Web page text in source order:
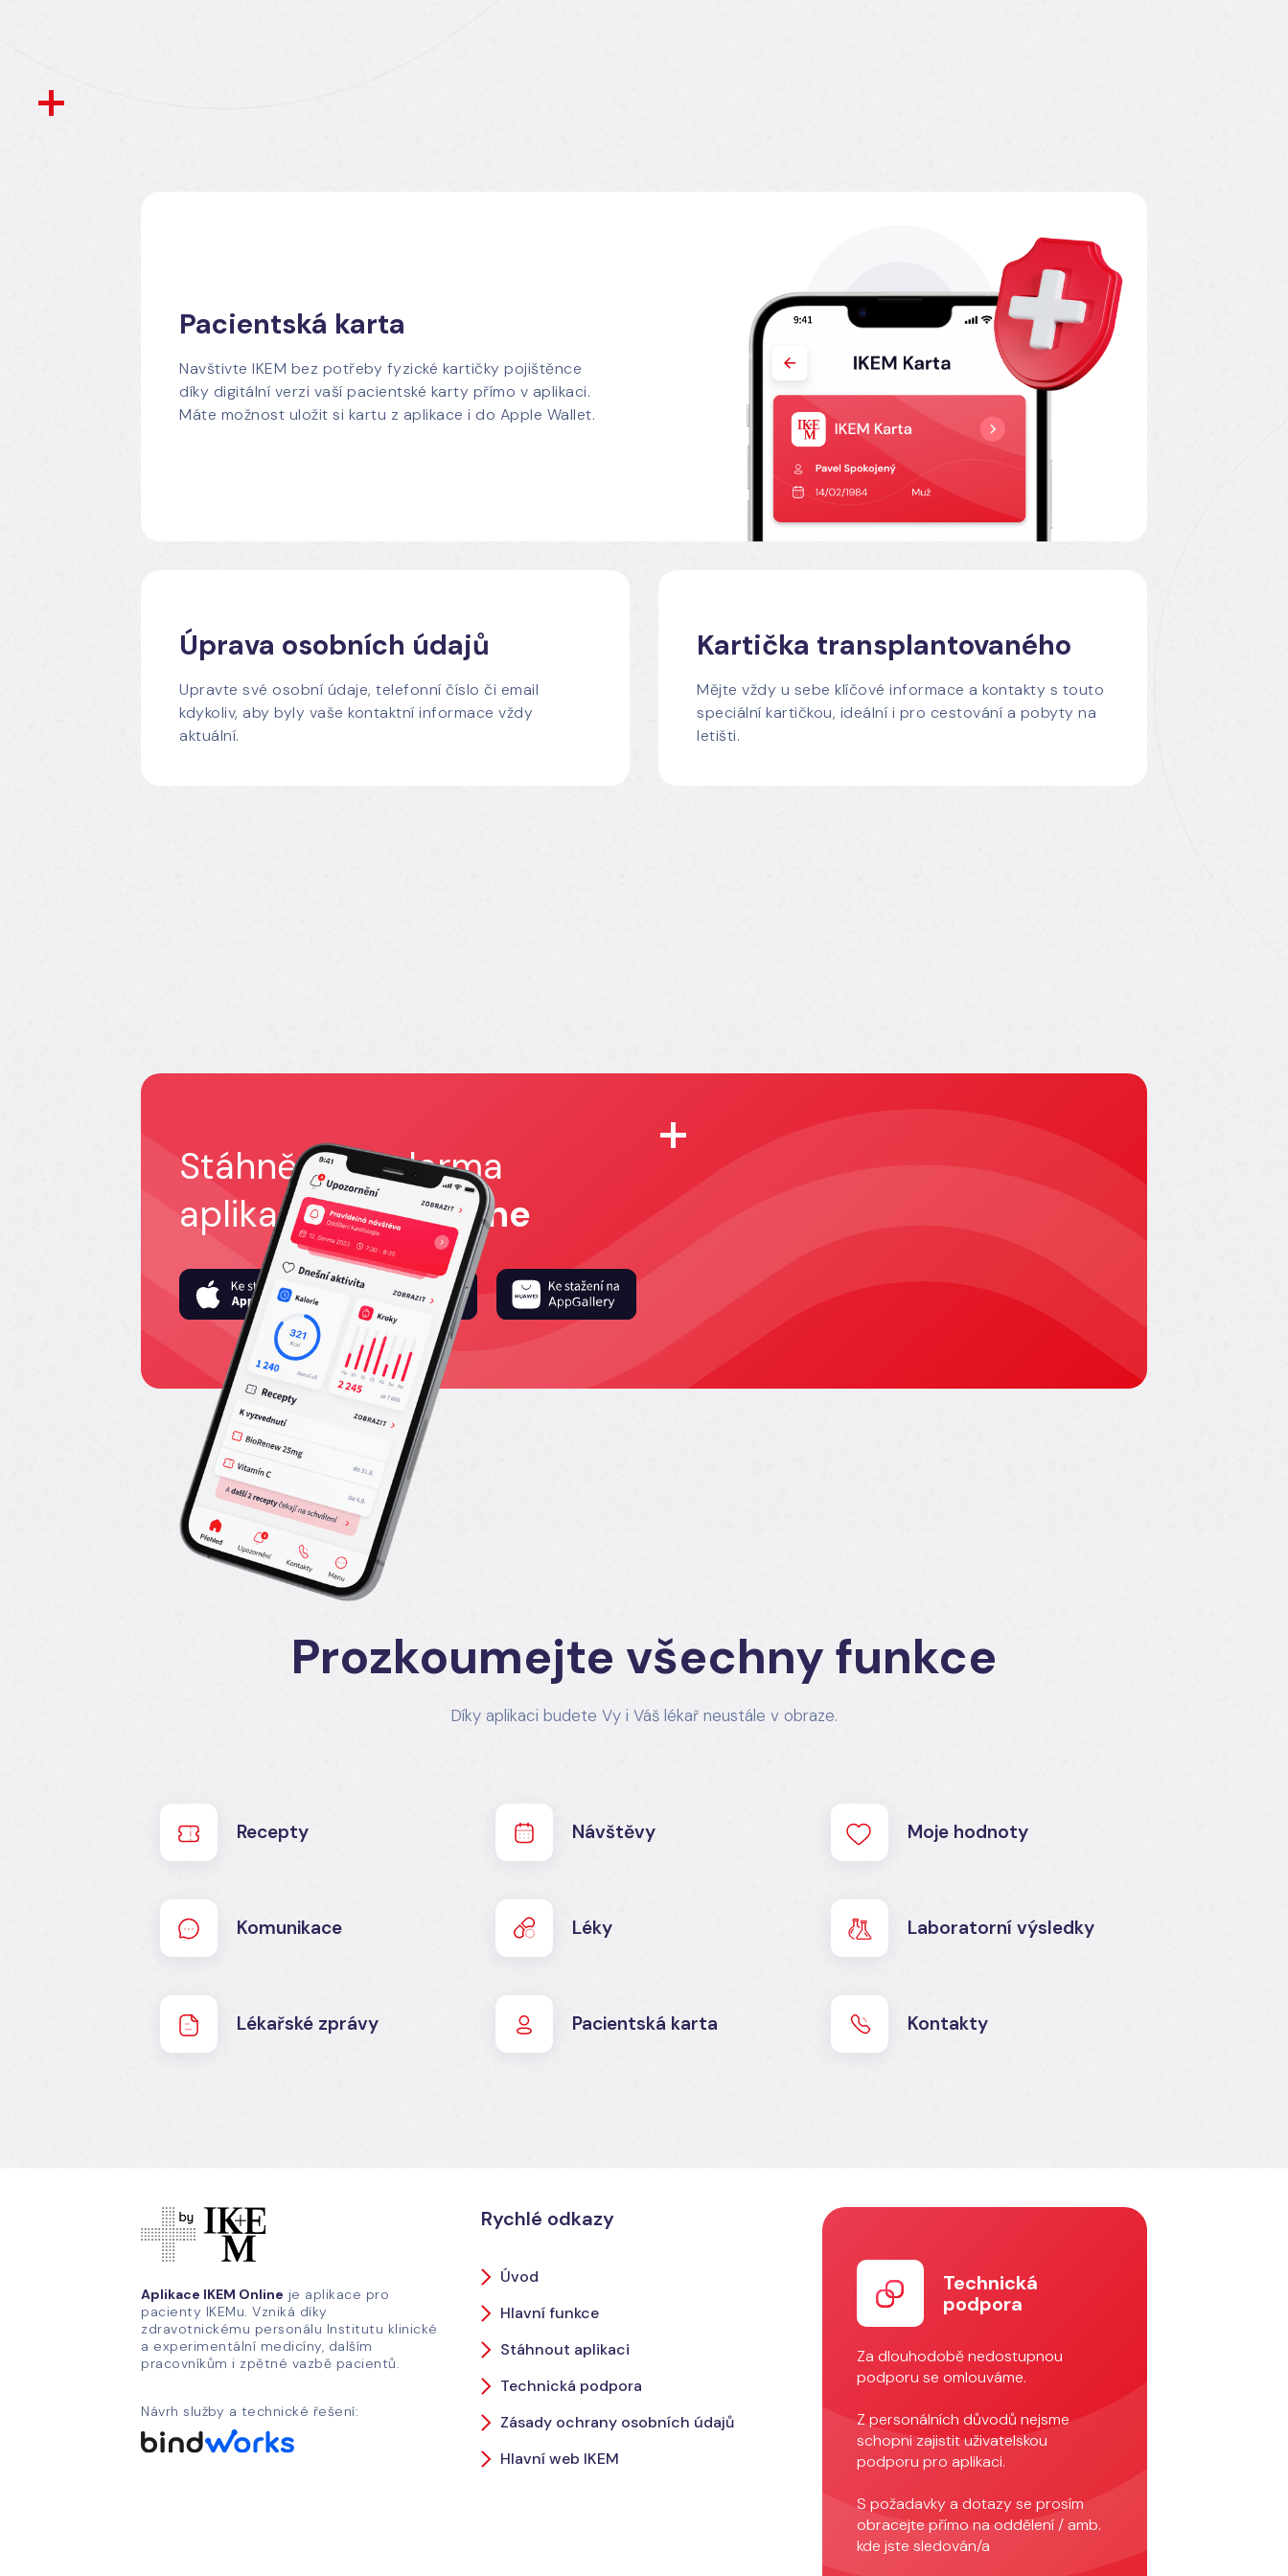
Pacientská karta
Navštivte IKEM bez potřeby fyzické kartičky pojištěnce
díky digitální verzi vaší pacientské karty přímo v aplikaci.
Máte možnost uložit si kartu z aplikace i do Apple Wallet.
Úprava osobních údajů
Upravte své osobní údaje, telefonní číslo či email
kdykoliv, aby byly vaše kontaktní informace vždy
aktuální.
Kartička transplantovaného
Mějte vždy u sebe klíčové informace a kontakty s touto
speciální kartičkou, ideální i pro cestování a pobyty na
letišti.
Stáhněte si zdarma
aplikaciIKEM Online
Prozkoumejte všechny funkce
Díky aplikaci budete Vy i Váš lékař neustále v obraze.
Recepty Návštěvy Moje hodnoty
Komunikace Léky Laboratorní výsledky
Lékařské zprávy Pacientská karta Kontakty
Aplikace IKEM Online je aplikace pro
pacienty IKEMu. Vzniká díky
zdravotnickému personálu Institutu klinické
a experimentální medicíny, dalším
pracovníkům i zpětné vazbě pacientů.
Návrh služby a technické řešení:
Rychlé odkazy
Úvod
Hlavní funkce
Stáhnout aplikaci
Technická podpora
Zásady ochrany osobních údajů
Hlavní web IKEM
Technická
podpora
Za dlouhodobě nedostupnou
podporu se omlouváme.
Z personálních důvodů nejsme
schopni zajistit uživatelskou
podporu pro aplikaci.
S požadavky a dotazy se prosím
obracejte přímo na oddělení / amb.
kde jste sledován/a